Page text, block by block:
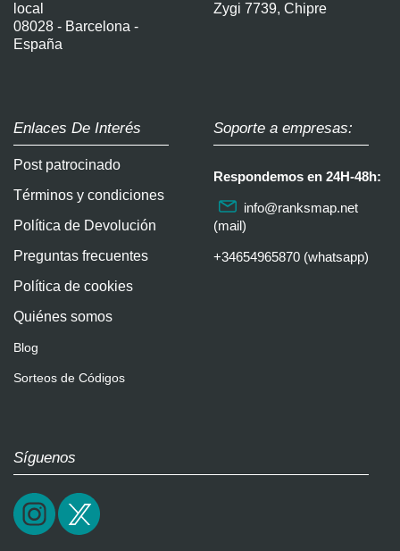
local
08028 - Barcelona -
España
Zygi 7739, Chipre
Enlaces De Interés
Post patrocinado
Términos y condiciones
Política de Devolución
Preguntas frecuentes
Política de cookies
Quiénes somos
Blog
Sorteos de Códigos
Soporte a empresas:
Respondemos en 24H-48h:
info@ranksmap.net
(mail)
+34654965870 (whatsapp)
Síguenos